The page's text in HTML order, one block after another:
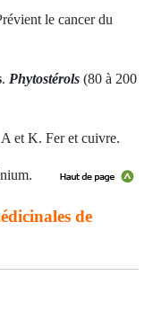
le cancer du
. Phytostérols (80 à 200
et K. Fer et cuivre.
de